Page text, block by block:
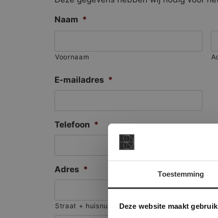
Toestemming
Deze website maakt
Naam *
Voornaam
E-mailadres *
Telefoon *
Adres *
Straat + huisnummer
Deze
onze